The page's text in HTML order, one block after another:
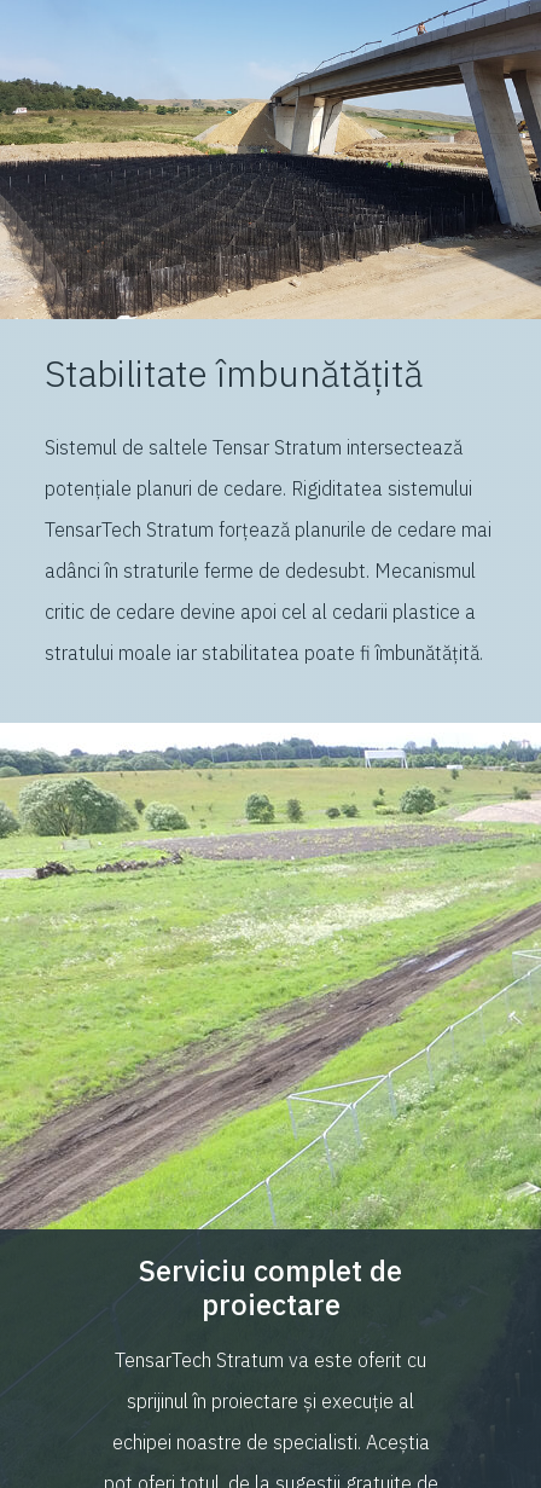
Stabilitate îmbunătățită
Sistemul de saltele Tensar Stratum intersectează
potențiale planuri de cedare. Rigiditatea sistemului
TensarTech Stratum forțează planurile de cedare mai
adânci în straturile ferme de dedesubt. Mecanismul
critic de cedare devine apoi cel al cedarii plastice a
stratului moale iar stabilitatea poate fi îmbunătățită.
Serviciu complet de
proiectare
TensarTech Stratum va este oferit cu
sprijinul în proiectare și execuție al
echipei noastre de specialisti. Aceștia